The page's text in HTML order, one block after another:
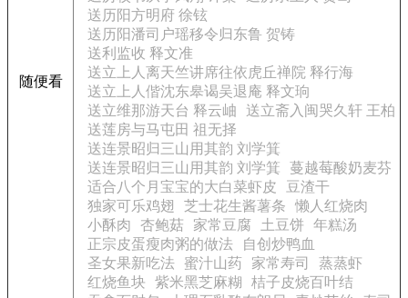
随便看
送历阳方明府 徐铉
送历阳潘司户瑶移令归东鲁 贺铸
送利监收 释文准
送立上人离天竺讲席往依虎丘禅院 释行海
送立上人偕沈东皋谒吴退庵 释文珦
送立维那游天台 释云岫
送立斋入闽哭久轩 王柏
送莲房与马屯田 祖无择
送连景昭归三山用其韵 刘学箕
送连景昭归三山用其韵 刘学箕
蔓越莓酸奶麦芬
适合八个月宝宝的大白菜虾皮
豆渣干
独家可乐鸡翅
芝士花生酱薯条
懒人红烧肉
小酥肉
杏鲍菇 家常豆腐 土豆饼
年糕汤
正宗皮蛋瘦肉粥的做法
自创炒鸭血
圣女果新吃法 蜜汁山药 家常寿司
蒸蒸虾
红烧鱼块
紫米黑芝麻糊
桔子皮烧百叶结